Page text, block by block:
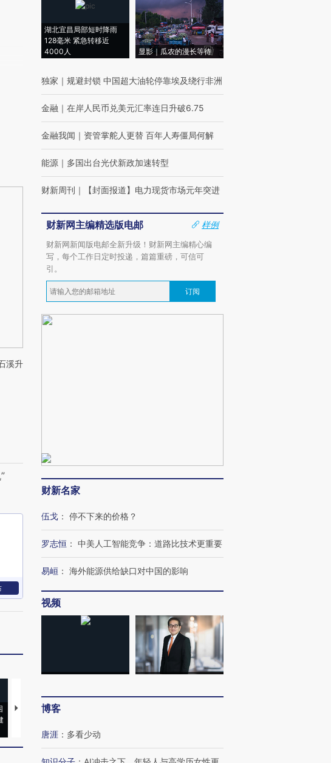
溪升
视线｜HYROX的吸金
心“花钱找虐”？
湖北宜昌局部短时降雨
128毫米 紧急转移近
4000人
显影｜瓜农的漫长等待
独家 ｜ 规避封锁 中国超大油轮停靠埃及绕行非洲
金融 ｜ 在岸人民币兑美元汇率连日升破6.75
金融我闻 ｜ 资管掌舵人更替 百年人寿僵局何解
能源 ｜ 多国出台光伏新政加速转型
财新周刊 ｜ 【封面报道】电力现货市场元年突进
财新网主编精选版电邮
样例
财新网新闻版电邮全新升级！财新网主编精心编
写，每个工作日定时投递，篇篇重磅，可信可
引。
订阅
财新名家
伍戈 ： 停不下来的价格？
罗志恒 ： 中美人工智能竞争：道路比技术更重要
易峘 ： 海外能源供给缺口对中国的影响
视频
博客
唐涯 ： 多看少动